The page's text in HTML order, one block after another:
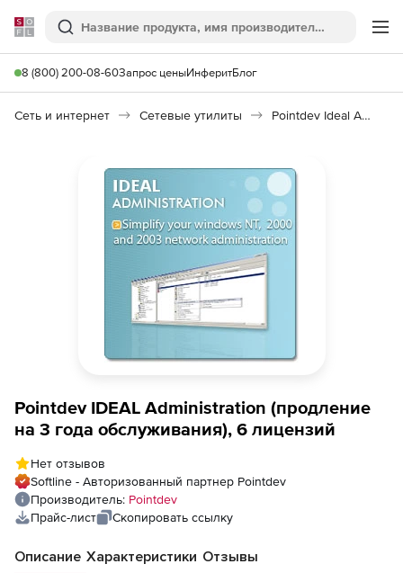
Softline
Поиск
8 (800) 200-08-60Запрос ценыИнферитБлог
Сеть и интернет Сетевые утилиты Pointdev Ideal Administration
Pointdev IDEAL Administration (продление
на 3 года обслуживания), 6 лицензий
Нет отзывов
Softline - Авторизованный партнер Pointdev
Производитель: Pointdev
Прайс-лист
Скопировать ссылку
Описание Характеристики Отзывы